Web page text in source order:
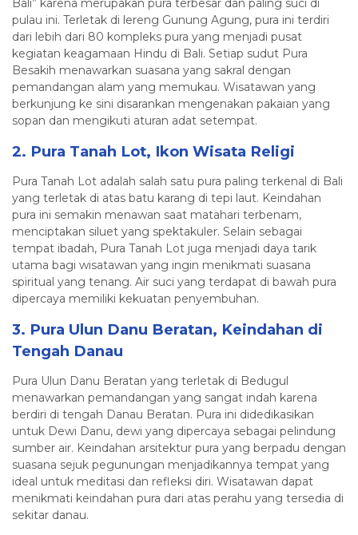
Bali” karena merupakan pura terbesar dan paling suci di
pulau ini. Terletak di lereng Gunung Agung, pura ini terdiri
dari lebih dari 80 kompleks pura yang menjadi pusat
kegiatan keagamaan Hindu di Bali. Setiap sudut Pura
Besakih menawarkan suasana yang sakral dengan
pemandangan alam yang memukau. Wisatawan yang
berkunjung ke sini disarankan mengenakan pakaian yang
sopan dan mengikuti aturan adat setempat.
2. Pura Tanah Lot, Ikon Wisata Religi
Pura Tanah Lot adalah salah satu pura paling terkenal di Bali
yang terletak di atas batu karang di tepi laut. Keindahan
pura ini semakin menawan saat matahari terbenam,
menciptakan siluet yang spektakuler. Selain sebagai
tempat ibadah, Pura Tanah Lot juga menjadi daya tarik
utama bagi wisatawan yang ingin menikmati suasana
spiritual yang tenang. Air suci yang terdapat di bawah pura
dipercaya memiliki kekuatan penyembuhan.
3. Pura Ulun Danu Beratan, Keindahan di
Tengah Danau
Pura Ulun Danu Beratan yang terletak di Bedugul
menawarkan pemandangan yang sangat indah karena
berdiri di tengah Danau Beratan. Pura ini didedikasikan
untuk Dewi Danu, dewi yang dipercaya sebagai pelindung
sumber air. Keindahan arsitektur pura yang berpadu dengan
suasana sejuk pegunungan menjadikannya tempat yang
ideal untuk meditasi dan refleksi diri. Wisatawan dapat
menikmati keindahan pura dari atas perahu yang tersedia di
sekitar danau.